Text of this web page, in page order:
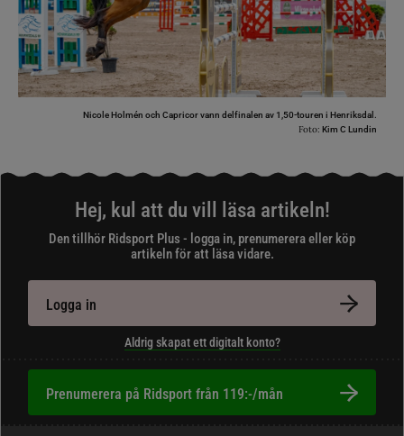
Nicole Holmén och Capricor vann delfinalen av 1,50-touren i Henriksdal.
Foto: Kim C Lundin
Hej, kul att du vill läsa artikeln!
Den tillhör Ridsport Plus - logga in, prenumerera eller köp
artikeln för att läsa vidare.
Logga in
Aldrig skapat ett digitalt konto?
Prenumerera på Ridsport från 119:-/mån